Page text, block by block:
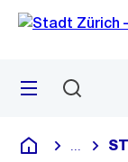
Sprunglink
Menü
Deutsch
Blende